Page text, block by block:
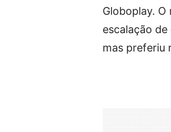
Globoplay. O
escalação de
mas preferiu